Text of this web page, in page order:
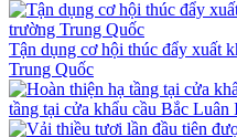
Tận dụng cơ hội thúc đẩy xuất
Trung Quốc
tầng tại cửa khẩu cầu Bắc Luân